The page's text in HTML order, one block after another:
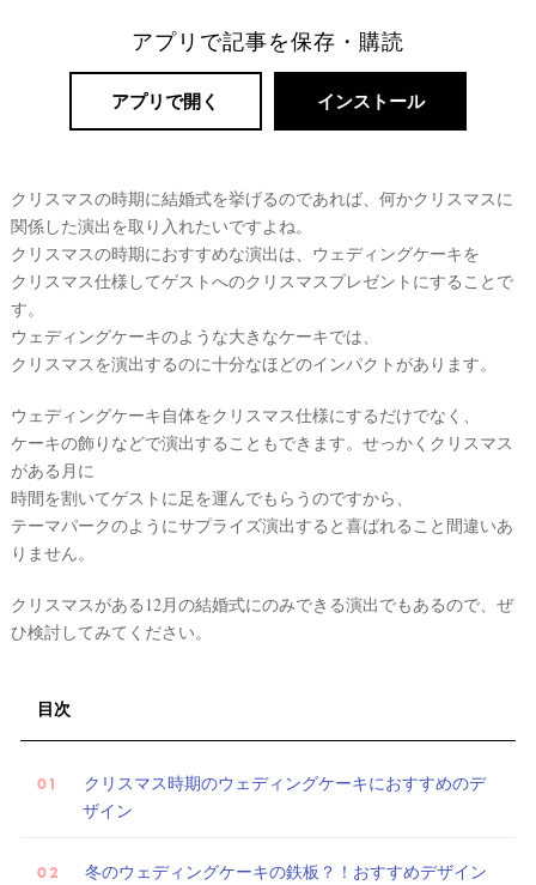
アプリで記事を保存・購読
アプリで開く インストール
クリスマスの時期に結婚式を挙げるのであれば、何かクリスマスに
関係した演出を取り入れたいですよね。
クリスマスの時期におすすめな演出は、ウェディングケーキを
クリスマス仕様してゲストへのクリスマスプレゼントにすることで
す。
ウェディングケーキのような大きなケーキでは、
クリスマスを演出するのに十分なほどのインパクトがあります。
ウェディングケーキ自体をクリスマス仕様にするだけでなく、
ケーキの飾りなどで演出することもできます。せっかくクリスマス
がある月に
時間を割いてゲストに足を運んでもらうのですから、
テーマパークのようにサプライズ演出すると喜ばれること間違いあ
りません。
クリスマスがある12月の結婚式にのみできる演出でもあるので、ぜ
ひ検討してみてください。
目次
クリスマス時期のウェディングケーキにおすすめのデ
ザイン
冬のウェディングケーキの鉄板？！おすすめデザイン
試
着
レ